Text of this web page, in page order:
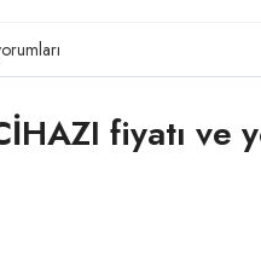
fiyatı ve